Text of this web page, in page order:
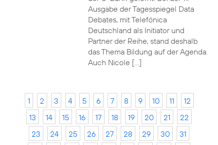
Ausgabe der Tagesspiegel Data
Debates, mit Telefónica
Deutschland als Initiator und
Partner der Reihe, stand deshalb
das Thema Bildung auf der Agenda.
Auch Nicole […]
1 2 3 4 5 6 7 8 9 10 11
12
13
14 15 16 17 18 19 20 21
22
23
24 25 26 27 28 29 30
31